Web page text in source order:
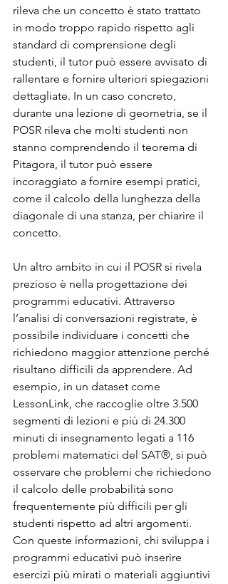
rileva che un concetto è stato trattato
in modo troppo rapido rispetto agli
standard di comprensione degli
studenti, il tutor può essere avvisato di
rallentare e fornire ulteriori spiegazioni
dettagliate. In un caso concreto,
durante una lezione di geometria, se il
POSR rileva che molti studenti non
stanno comprendendo il teorema di
Pitagora, il tutor può essere
incoraggiato a fornire esempi pratici,
come il calcolo della lunghezza della
diagonale di una stanza, per chiarire il
concetto.
Un altro ambito in cui il POSR si rivela
prezioso è nella progettazione dei
programmi educativi. Attraverso
l’analisi di conversazioni registrate, è
possibile individuare i concetti che
richiedono maggior attenzione perché
risultano difficili da apprendere. Ad
esempio, in un dataset come
LessonLink, che raccoglie oltre 3.500
segmenti di lezioni e più di 24.300
minuti di insegnamento legati a 116
problemi matematici del SAT®, si può
osservare che problemi che richiedono
il calcolo delle probabilità sono
frequentemente più difficili per gli
studenti rispetto ad altri argomenti.
Con queste informazioni, chi sviluppa i
programmi educativi può inserire
esercizi più mirati o materiali aggiuntivi